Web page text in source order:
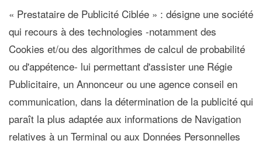
« Prestataire de Publicité Ciblée » : désigne une société
qui recours à des technologies -notamment des
Cookies et/ou des algorithmes de calcul de probabilité
ou d'appétence- lui permettant d'assister une Régie
Publicitaire, un Annonceur ou une agence conseil en
communication, dans la détermination de la publicité qui
paraît la plus adaptée aux informations de Navigation
relatives à un Terminal ou aux Données Personnelles